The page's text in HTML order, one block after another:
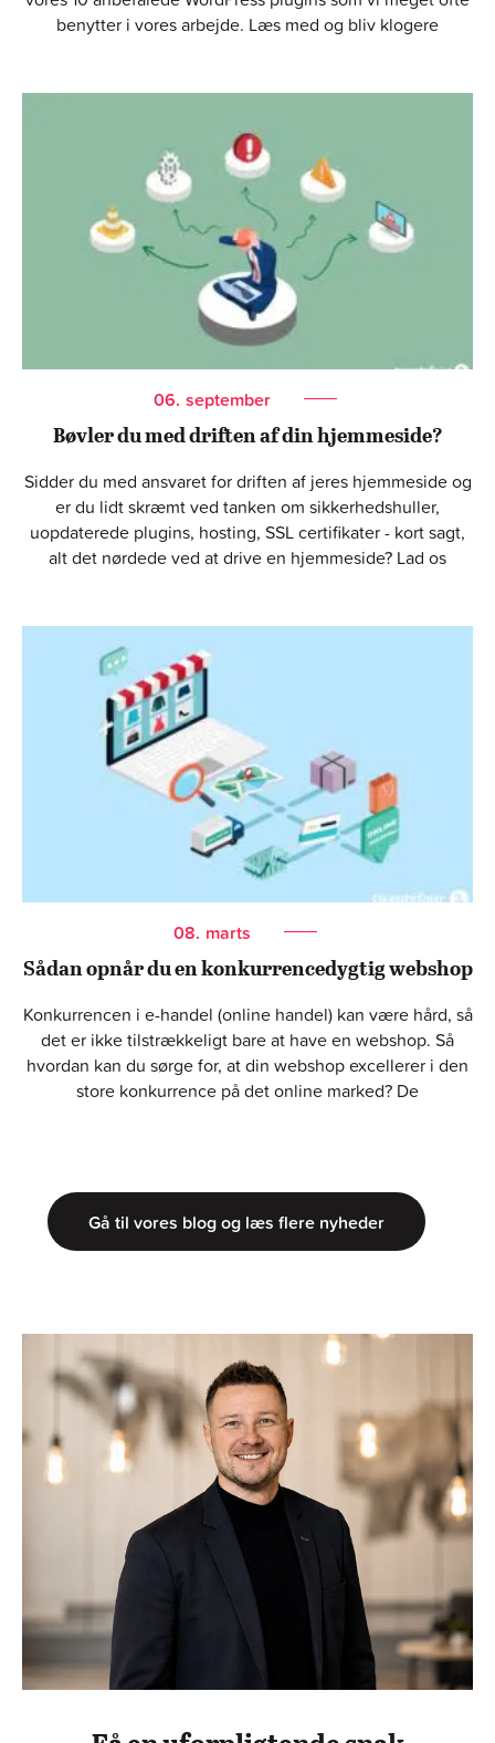
benytter i vores arbejde. Læs med og bliv klogere
06. september
Bøvler du med driften af din hjemmeside?
Sidder du med ansvaret for driften af jeres hjemmeside og
er du lidt skræmt ved tanken om sikkerhedshuller,
uopdaterede plugins, hosting, SSL certifikater - kort sagt,
alt det nørdede ved at drive en hjemmeside? Lad os
08. marts
Sådan opnår du en konkurrencedygtig webshop
Konkurrencen i e-handel (online handel) kan være hård, så
det er ikke tilstrækkeligt bare at have en webshop. Så
hvordan kan du sørge for, at din webshop excellerer i den
store konkurrence på det online marked? De
Gå til vores blog og læs flere nyheder